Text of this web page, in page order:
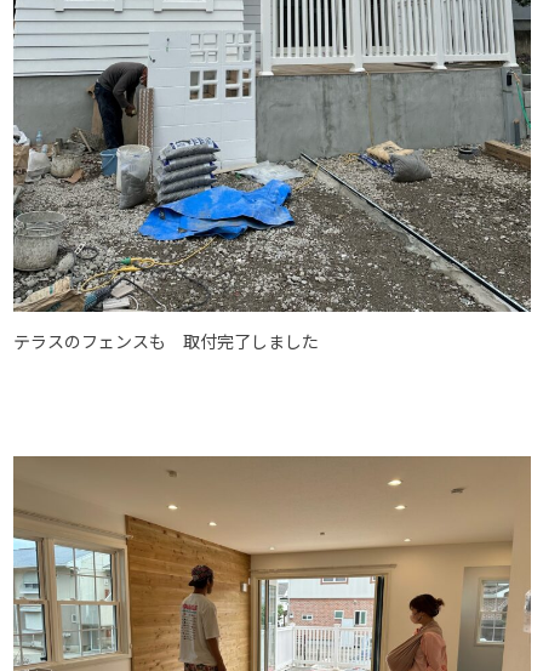
テラスのフェンスも 取付完了しました